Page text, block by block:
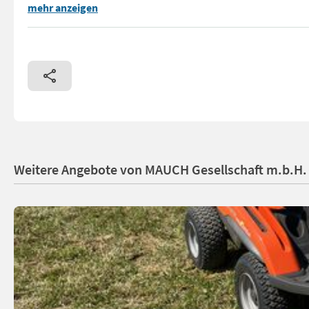
Husqvarna Rasentraktor TC238 TX NEU (Video zeigt
mehr anzeigen
Weitere Angebote von MAUCH Gesellschaft m.b.H.